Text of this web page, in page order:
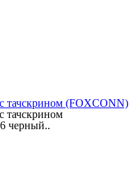
тачскрином (FOXCONN)
тачскрином
черный..